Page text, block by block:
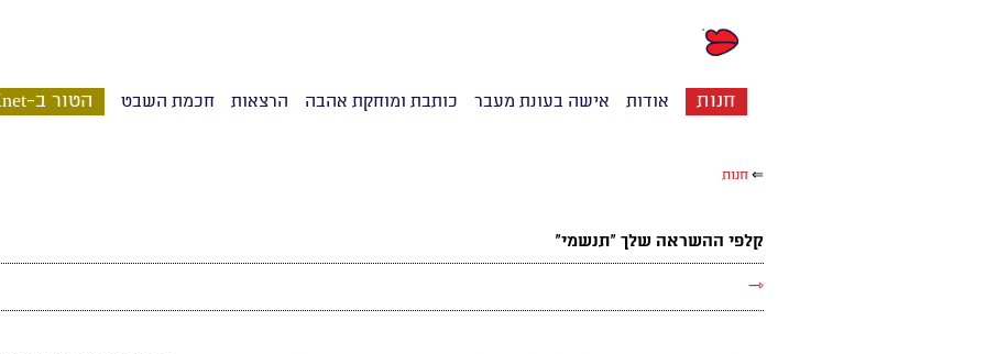
חנות אודות אישה בעונת מעבר כותבת ומוחקת אהבה הרצאות חכמת השבט הטור ב-Xnet
⇐ חנות
קלפי ההשראה שלך "תנשמי"
→